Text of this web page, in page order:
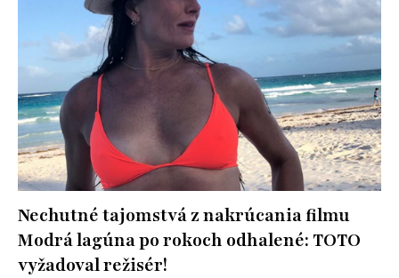
Nechutné tajomstvá z nakrúcania filmu
Modrá lagúna po rokoch odhalené: TOTO
vyžadoval režisér!